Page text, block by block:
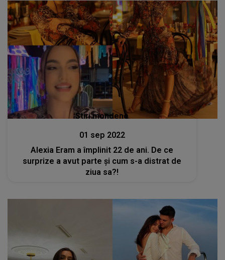
Stiri mondene
01 sep 2022
Alexia Eram a împlinit 22 de ani. De ce
surprize a avut parte și cum s-a distrat de
ziua sa?!